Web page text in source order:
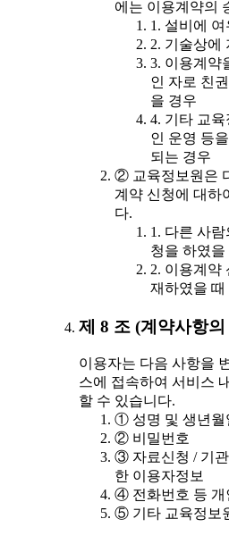
에는 이용계약의
1. 설비에
2. 기술상에
3. 이용계약
인 자로 친
을 경우
4. 기타 교
인 운영 등
되는 경우
② 교육정보원은
계약 신청에 대하
다.
1. 다른 사
청을 하였을
2. 이용계약
재하였을 때
제 8 조 (계약사항
이용자는 다음 사항을
스에 접속하여 서비스
할 수 있습니다.
① 성명 및 생년월
② 비밀번호
③ 자료신청 / 기
한 이용자정보
④ 전화번호 등 개
⑤ 기타 교육정보